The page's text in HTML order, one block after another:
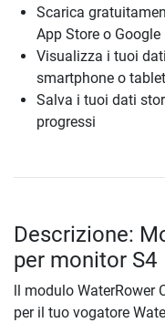
Scarica
App Store o Google
Visualizza i tuoi
smartphone o tablet
Salva i tuoi dati
progressi
Descrizione:
per monitor S4
ll modulo
per il tuo vogatore